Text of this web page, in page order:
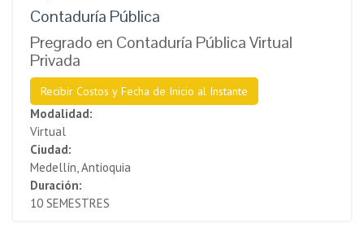
Contaduría Pública
Pregrado en Contaduría Pública Virtual
Privada
Recibir Costos y Fecha de Inicio al Instante
Modalidad:
Virtual
Ciudad:
Medellín, Antioquia
Duración:
10 SEMESTRES